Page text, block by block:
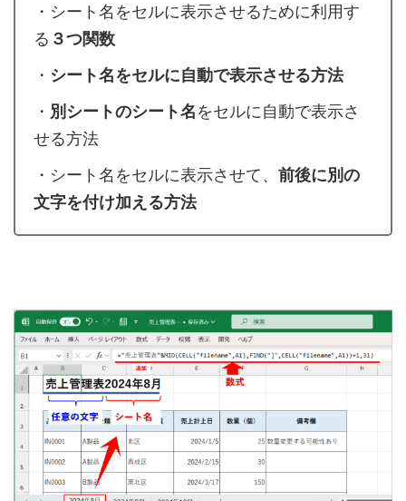
・シート名をセルに表示させるために利用す
る ３つ関数
・ シート名をセルに自動で表示させる方法
・ 別シートのシート名をセルに自動で表示さ
せる方法
・シート名をセルに表示させて、 前後に別の
文字を付け加える方法